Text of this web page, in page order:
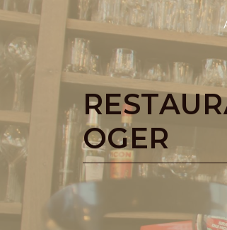
RESTAURATION ATYPIQUE PRÈS DE MESNIL-SUR-
OGER
Panneau de gestion des cookies